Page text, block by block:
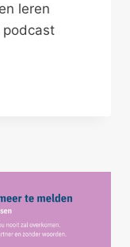
leren
podcast